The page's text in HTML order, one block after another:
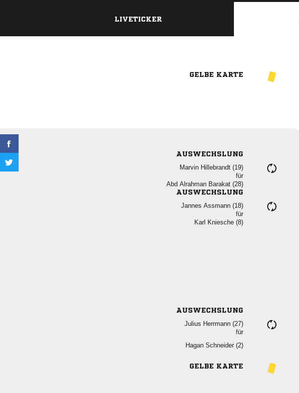
LIVETICKER
GELBE KARTE
AUSWECHSLUNG
  
für
   
AUSWECHSLUNG
  
für
  
AUSWECHSLUNG
  
für
  
GELBE KARTE